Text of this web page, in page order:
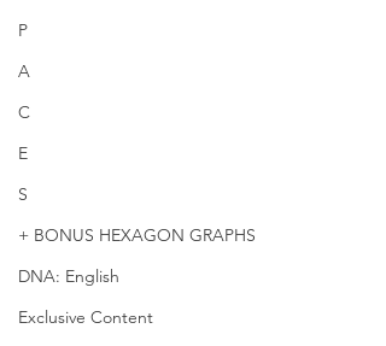
P
A
C
E
S
+ BONUS HEXAGON GRAPHS
DNA: English
Exclusive Content